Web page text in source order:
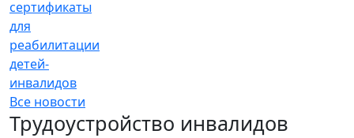
сертификаты
для
реабилитации
детей-
инвалидов
Все новости
Трудоустройство инвалидов